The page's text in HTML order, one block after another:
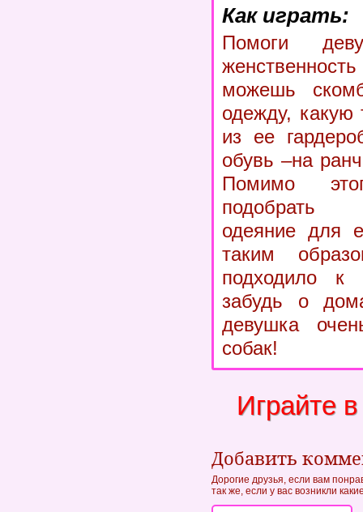
Как играть:
Помоги
можешь
одежду, какую
из ее
обувь –на
Помимо
подобрать
одеяние для
таким
подходило
забудь о
девушка
собак!
Играйте
Добавить
Дорогие друзья, если вам
так же, если у вас возникли